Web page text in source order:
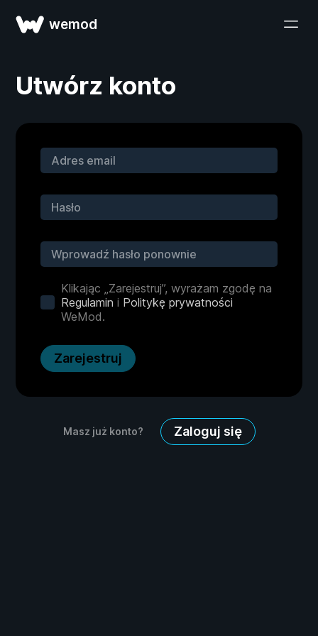
wemod
Utwórz konto
Zarejestruj
Klikając „Zarejestruj”, wyrażam zgodę na
Regulamin i Politykę prywatności
WeMod.
Masz już konto? Zaloguj się